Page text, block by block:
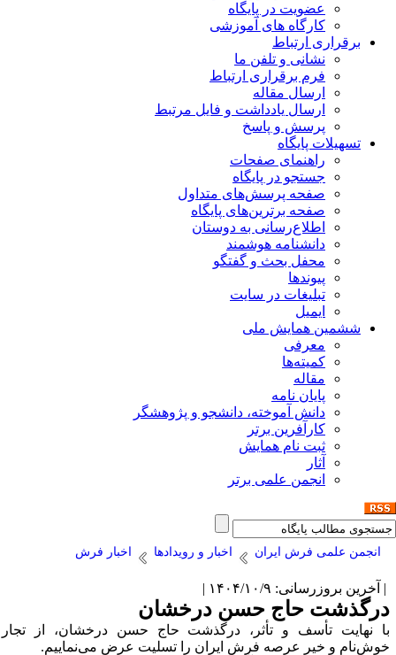
عضویت در پایگاه
کارگاه های آموزشی
برقراری ارتباط
نشانی و تلفن ما
فرم برقراری ارتباط
ارسال مقاله
ارسال یادداشت و فایل مرتبط
پرسش و پاسخ
تسهیلات پایگاه
راهنمای صفحات
جستجو در پایگاه
صفحه پرسش‌های متداول
صفحه برترین‌های پایگاه
اطلاع‌رسانی به دوستان
دانشنامه هوشمند
محفل بحث و گفتگو
پیوندها
تبلیغات در سایت
ایمیل
ششمین همایش ملی
معرفی
کمیته‌ها
مقاله
پایان نامه
دانش آموخته، دانشجو و پژوهشگر
کارآفرین برتر
ثبت نام همایش
آثار
انجمن علمی برتر
انجمن علمی فرش ایران اخبار و رویدادها اخبار فرش
بروزرسانی: ۱۴۰۴/۱۰/۹ |
حاج حسن درخشان
نهایت تأسف و تأثر، درگذشت حاج حسن درخشان، از تجار
و خیر عرصه فرش ایران را تسلیت عرض می‌نماییم.